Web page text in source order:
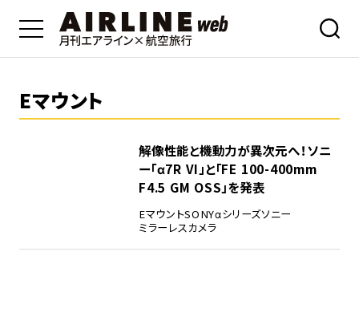
Eマウント
解像性能と機動力が異次元へ！ソニ
ー「α7R VI」と「FE 100-400mm
F4.5 GM OSS」を発表
EマウントSONYαシリーズソニー
ミラーレスカメラ